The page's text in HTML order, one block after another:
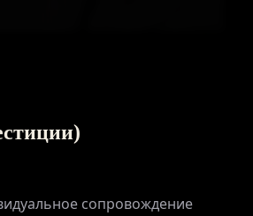
ГЛАВНАЯ
сопровождение